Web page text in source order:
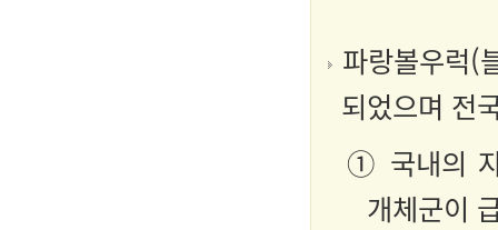
파랑볼우럭(
되었으며 전
① 국내의 자
개체군이